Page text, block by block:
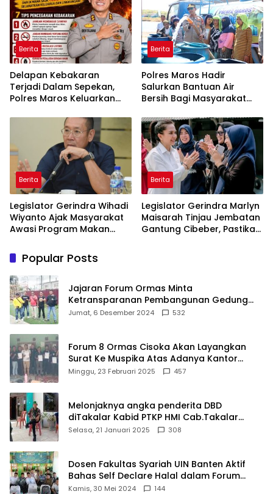
Berita
Delapan Kebakaran
Terjadi Dalam Sepekan,
Polres Maros Keluarkan
Masyarakat
Berita
Polres Maros Hadir
Salurkan Bantuan Air
Bersih Bagi Masyarakat
Di Maros
Berita
Legislator Gerindra Wihadi
Wiyanto Ajak Masyarakat
Awasi Program Makan
Sasaran
Berita
Legislator Gerindra Marlyn
Maisarah Tinjau Jembatan
Gantung Cibeber, Pastikan
Popular Posts
Jajaran Forum Ormas Minta
Ketransparanan Pembangunan Gedung
Damkar Di Kecamatan Cisoka
Jumat, 6 Desember 2024 532
Forum 8 Ormas Cisoka Akan Layangkan
Surat Ke Muspika Atas Adanya Kantor
Matel di Cisoka
Minggu, 23 Februari 2025 457
Melonjaknya angka penderita DBD
diTakalar Kabid PTKP HMI Cab.Takalar
angkat bicara
Selasa, 21 Januari 2025 308
Dosen Fakultas Syariah UIN Banten Aktif
Bahas Self Declare Halal dalam Forum
Ijtima Ulama MUI
Kamis, 30 Mei 2024 144